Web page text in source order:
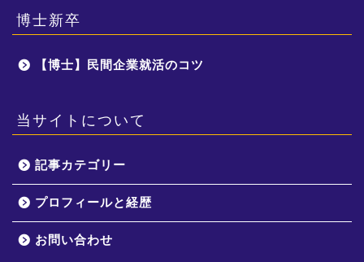
博士新卒
【博士】民間企業就活のコツ
当サイトについて
記事カテゴリー
プロフィールと経歴
お問い合わせ